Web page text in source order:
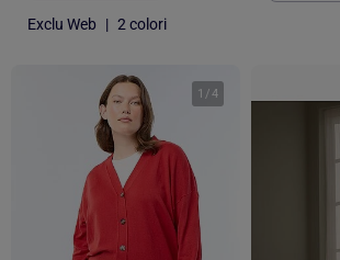
Exclu Web | 2 colori
1 /4